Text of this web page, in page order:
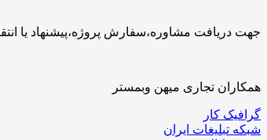
جهت دریافت مشاوره،سفارش پروژه،پیشنهاد یا انتقاد از تیم میهن وبمستر
همکاران تجاری میهن وبمستر
گرافیک کار
شبکه تبلیغات ایران